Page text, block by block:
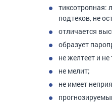
тиксотропная:
подтеков, не
отличается
образует
не желтеет и
не мелит;
не имеет